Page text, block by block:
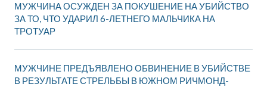
МУЖЧИНА ОСУЖДЕН ЗА ПОКУШЕНИЕ НА УБИЙСТВО
ЗА ТО, ЧТО УДАРИЛ 6-ЛЕТНЕГО МАЛЬЧИКА НА
ТРОТУАР
МУЖЧИНЕ ПРЕДЪЯВЛЕНО ОБВИНЕНИЕ В УБИЙСТВЕ
В РЕЗУЛЬТАТЕ СТРЕЛЬБЫ В ЮЖНОМ РИЧМОНД-